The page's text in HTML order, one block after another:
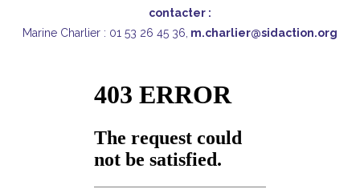
contacter :
Marine Charlier : 01 53 26 45 36, m.charlier@sidaction.org